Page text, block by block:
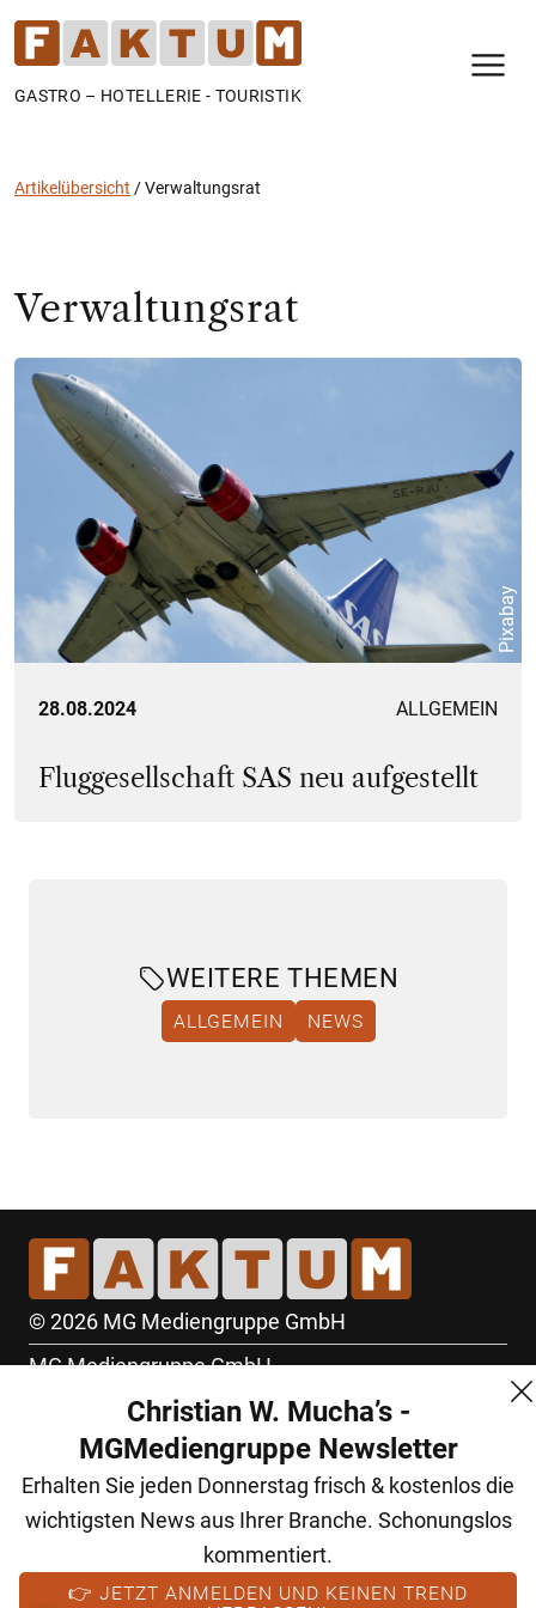
GASTRO – HOTELLERIE - TOURISTIK
Artikelübersicht /Verwaltungsrat
Verwaltungsrat
Pixabay
28.08.2024 ALLGEMEIN
Fluggesellschaft SAS neu aufgestellt
WEITERE THEMEN
ALLGEMEIN NEWS
© 2026 MG Mediengruppe GmbH
MG Mediengruppe GmbH
Burgring 1/7
1010 Wien
+43 (1) 522 14 14
office@mgmedien.at
Kontakt
Christian W. Mucha’s -
MGMediengruppe Newsletter
Erhalten Sie jeden Donnerstag frisch & kostenlos die
wichtigsten News aus Ihrer Branche. Schonungslos
kommentiert.
👉 JETZT ANMELDEN UND KEINEN TREND